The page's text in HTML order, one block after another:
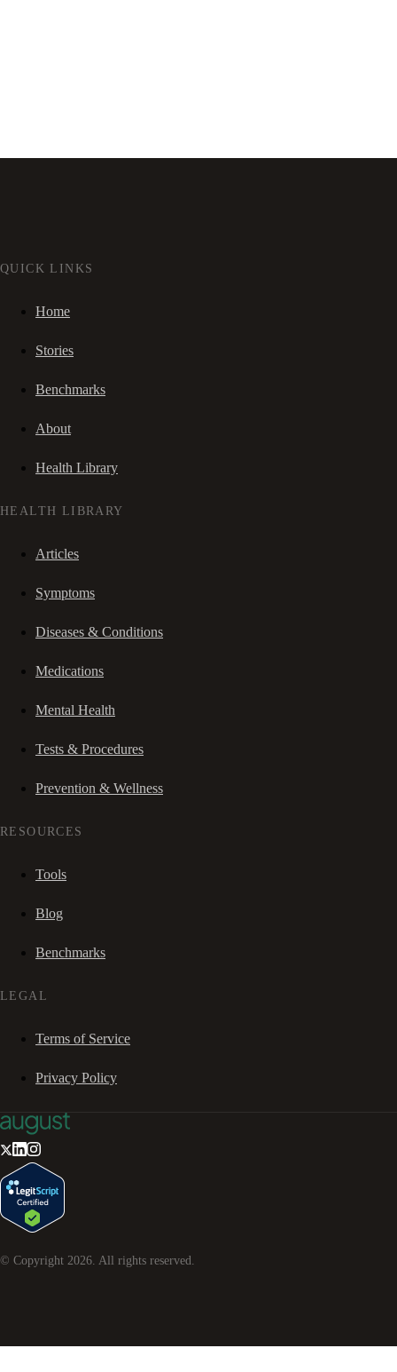
QUICK LINKS
Home
Stories
Benchmarks
About
Health Library
HEALTH LIBRARY
Articles
Symptoms
Diseases & Conditions
Medications
Mental Health
Tests & Procedures
Prevention & Wellness
RESOURCES
Tools
Blog
Benchmarks
LEGAL
Terms of Service
Privacy Policy
© Copyright 2026. All rights reserved.